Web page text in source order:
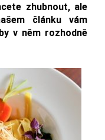
zhubnout, ale
článku vám
v něm rozhodně